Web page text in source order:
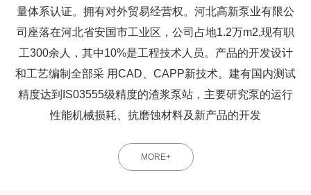
量体系认证。拥有对外贸易经营权。河北高新泵业有限公
司座落在河北省安国市工业区，公司占地1.2万m2,现有职
工300余人，其中10%是工程技术人员。产品的开发设计
和工艺编制全部采 用CAD、CAPP新技术。建有国内测试
精度达到IS03555级精度的渣浆泵站，主要研究泵的运行
性能机械损耗、抗磨蚀材料及新产品的开发
MORE+